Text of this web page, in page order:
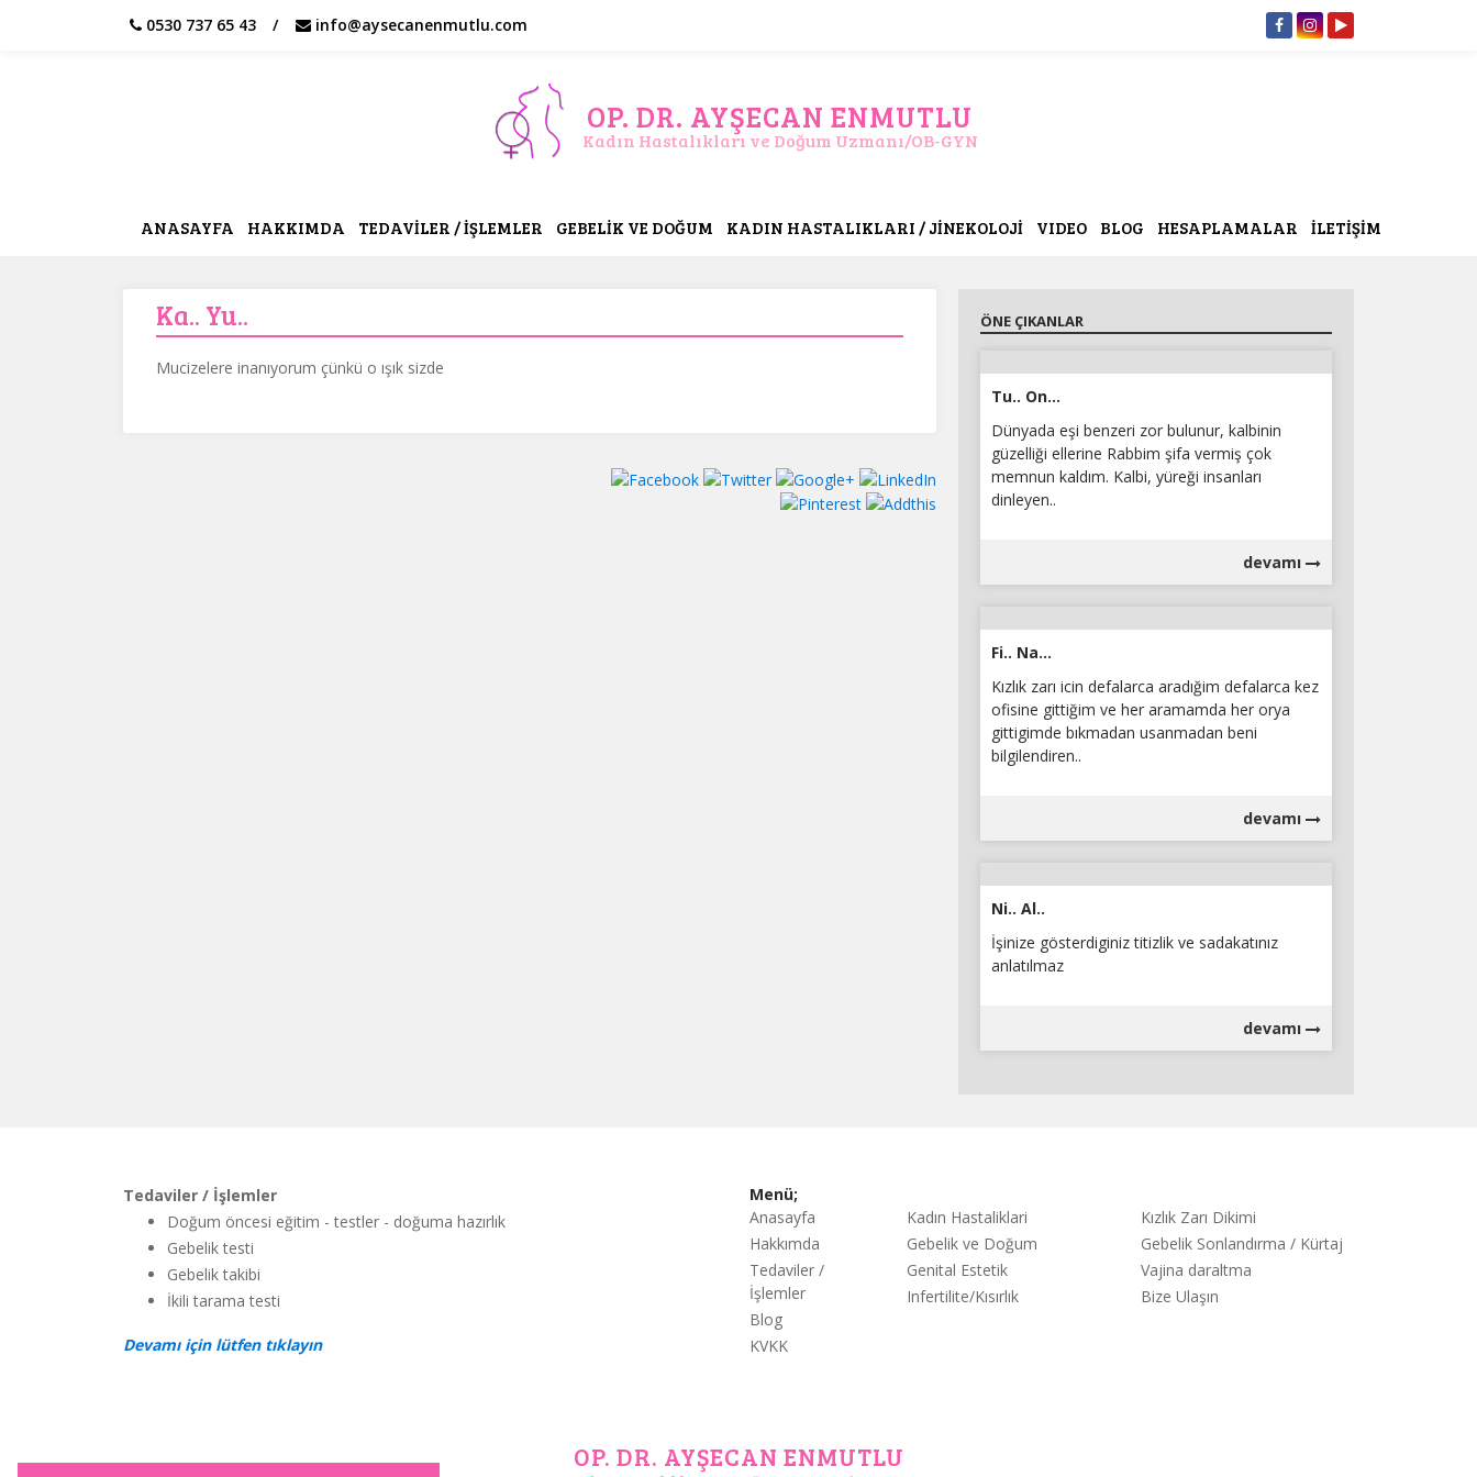
0530 737 65 43 info@aysecanenmutlu.com
OP. DR. AYŞECAN ENMUTLU
Kadın Hastalıkları ve Doğum Uzmanı/OB-GYN
ANASAYFA HAKKIMDA TEDAVİLER / İŞLEMLER GEBELİK VE DOĞUM KADIN HASTALIKLARI / JİNEKOLOJİ VIDEO BLOG HESAPLAMALAR İLETİŞİM
16/06/2019 630
Ka.. Yu..
Mucizelere inanıyorum çünkü o ışık sizde
ÖNE ÇIKANLAR
Tu.. On...
Dünyada eşi benzeri zor bulunur, kalbinin
güzelliği ellerine Rabbim şifa vermiş çok
memnun kaldım. Kalbi, yüreği insanları
dinleyen..
devamı
Fi.. Na...
Kızlık zarı icin defalarca aradığim defalarca kez
ofisine gittiğim ve her aramamda her orya
gittigimde bıkmadan usanmadan beni
bilgilendiren..
devamı
Ni.. Al..
İşinize gösterdiginiz titizlik ve sadakatınız
anlatılmaz
devamı
Tedaviler / İşlemler
Doğum öncesi eğitim - testler - doğuma hazırlık
Gebelik testi
Gebelik takibi
İkili tarama testi
Devamı için lütfen tıklayın
Menü;
Anasayfa
Hakkımda
Tedaviler /
İşlemler
Blog
KVKK
Kadın Hastaliklari
Gebelik ve Doğum
Genital Estetik
Infertilite/Kısırlık
Kızlık Zarı Dikimi
Gebelik Sonlandırma / Kürtaj
Vajina daraltma
Bize Ulaşın
OP. DR. AYŞECAN ENMUTLU